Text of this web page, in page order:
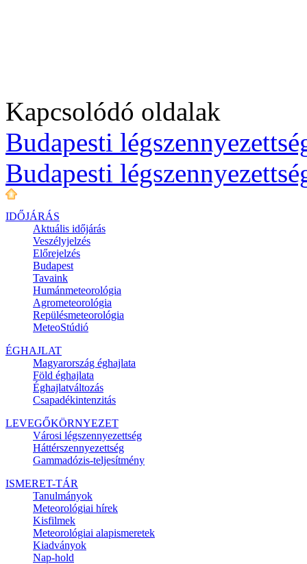
Kapcsolódó oldalak
Budapesti
Budapesti
IDŐJÁRÁS
Aktuális időjárás
Veszélyjelzés
Előrejelzés
Budapest
Tavaink
Humánmeteorológia
Agrometeorológia
Repülésmeteorológia
MeteoStúdió
ÉGHAJLAT
Magyarország éghajlata
Föld éghajlata
Éghajlatváltozás
Csapadékintenzitás
LEVEGŐKÖRNYEZET
Városi légszennyezettség
Háttérszennyezettség
Gammadózis-teljesítmény
ISMERET-TÁR
Tanulmányok
Meteorológiai hírek
Kisfilmek
Meteorológiai alapismeretek
Kiadványok
Nap-hold